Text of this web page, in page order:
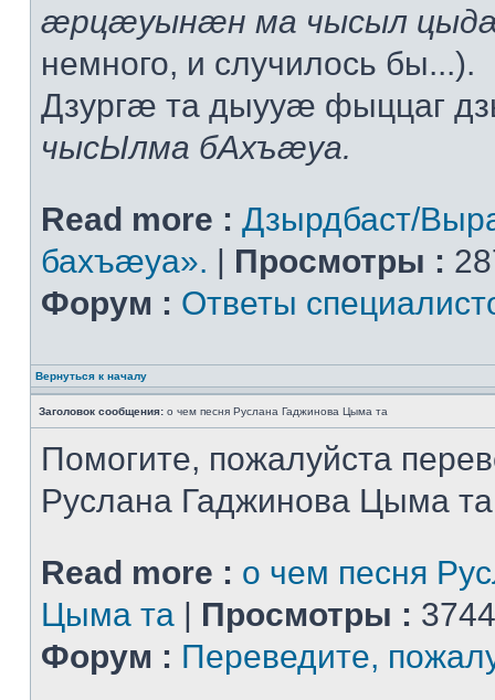
æрцæуынæн ма чысыл
немного, и случилось бы...).
Дзургæ та дыууæ фыццаг
чысЫлма бАхъæуа.
Read more : Дзырдбаст/
бахъæуа». | Просмотры :
Форум : Ответы
Вернуться к началу
Заголовок сообщения: о чем песня Руслана Гаджинова Цыма та
Помогите, пожалуйста
Руслана Гаджинова Цыма
Read more : о чем песня
Цыма та | Просмотры :
Форум : Переведите,